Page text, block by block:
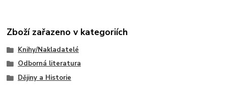
Zboží zařazeno v kategoriích
Knihy/Nakladatelé
Odborná literatura
Dějiny a Historie